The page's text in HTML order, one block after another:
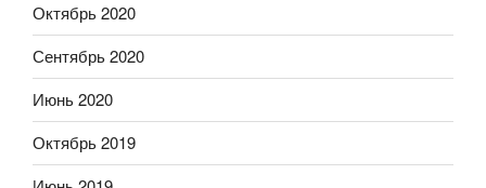
Октябрь 2020
Сентябрь 2020
Июнь 2020
Октябрь 2019